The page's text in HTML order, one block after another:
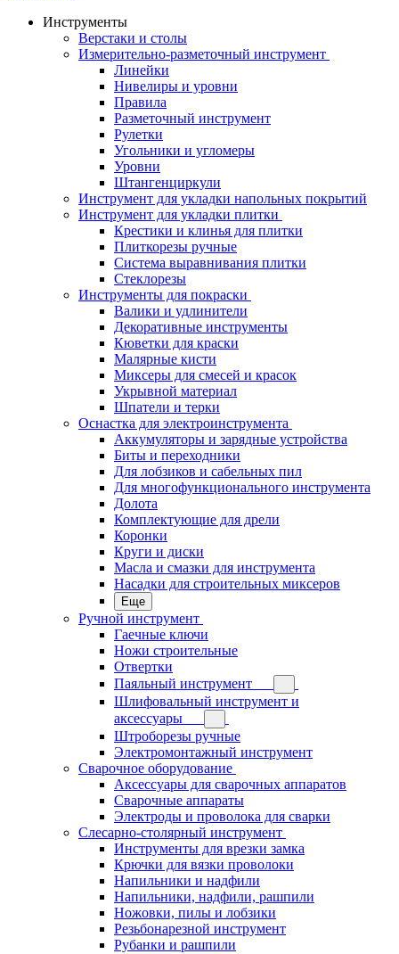
Инструменты
Верстаки и столы
Измерительно-разметочный инструмент
Линейки
Нивелиры и уровни
Правила
Разметочный инструмент
Рулетки
Угольники и угломеры
Уровни
Штангенциркули
Инструмент для укладки напольных покрытий
Инструмент для укладки плитки
Крестики и клинья для плитки
Плиткорезы ручные
Система выравнивания плитки
Стеклорезы
Инструменты для покраски
Валики и удлинители
Декоративные инструменты
Кюветки для краски
Малярные кисти
Миксеры для смесей и красок
Укрывной материал
Шпатели и терки
Оснастка для электроинструмента
Аккумуляторы и зарядные устройства
Биты и переходники
Для лобзиков и сабельных пил
Для многофункционального инструмента
Долота
Комплектующие для дрели
Коронки
Круги и диски
Масла и смазки для инструмента
Насадки для строительных миксеров
Еще
Ручной инструмент
Гаечные ключи
Ножи строительные
Отвертки
Паяльный инструмент
Шлифовальный инструмент и
аксессуары
Штроборезы ручные
Электромонтажный инструмент
Сварочное оборудование
Аксессуары для сварочных аппаратов
Сварочные аппараты
Электроды и проволока для сварки
Слесарно-столярный инструмент
Инструменты для врезки замка
Крючки для вязки проволоки
Напильники и надфили
Напильники, надфили, рашпили
Ножовки, пилы и лобзики
Резьбонарезной инструмент
Рубанки и рашпили